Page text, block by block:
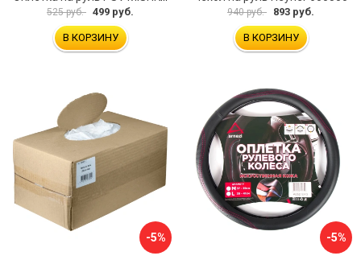
525 руб. 499 руб.
В КОРЗИНУ
940 руб. 893 руб.
В КОРЗИНУ
-5% -5%